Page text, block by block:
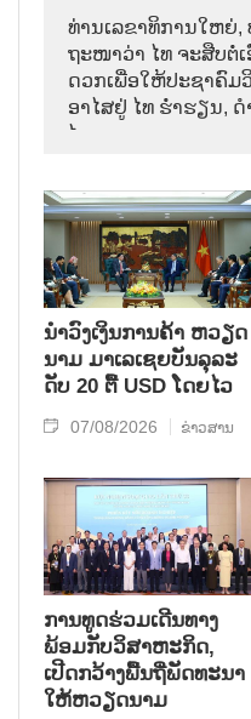
ທ່ານ​ເລ​ຂາ​ທິ​ການ​ໃຫຍ່,
ຖະ​ໜາ​ວ່າ ໄທ​ ຈະ​ສືບ​ຕໍ່​ເ
ດວກ​ເພື່ອ​ໃຫ້​ປະ​ຊາ​ຄົ
ອາ​ໄສ​ຢູ່ ໄທ ຮ່ຳ​ຮຽນ,
ໄທ.
ນຳ​ວົງ​ເງິນ​ການ​ຄ້າ ຫວຽດ​
ນາມ ມາ​ເລ​ເຊຍ​ບັນ​ລຸ​ລະ​
ດັບ 20 ຕື້ USD ໂດຍ​ໄວ
07/08/2026 ຂ່າວສານ
ການ​ທູດ​ຮ່ວມ​ເດີນ​ທາງ​
ພ້ອມກັບ​ວິ​ສາ​ຫະ​ກ​ິດ,
ເປີດກວ້າງ​ພື້ນ​ຖີ່​ພັດ​ທະ​ນາ​
ໃຫ້​ຫວຽດ​ນາມ